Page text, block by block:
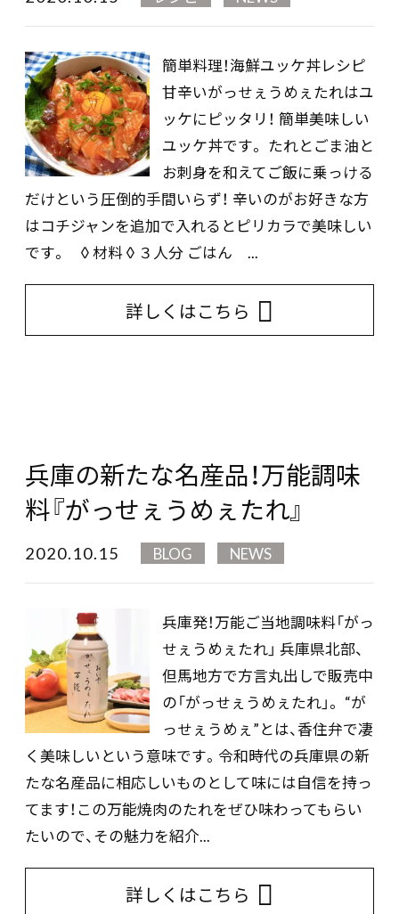
簡単料理！海鮮ユッケ丼レシピ
甘辛いがっせぇうめぇたれはユ
ッケにピッタリ！ 簡単美味しい
ユッケ丼です。 たれとごま油と
お刺身を和えてご飯に乗っける
だけという圧倒的手間いらず！ 辛いのがお好きな方
はコチジャンを追加で入れるとピリカラで美味しい
です。 ◊材料◊３人分 ごはん ...
詳しくはこちら
兵庫の新たな名産品！万能調味
料『がっせぇうめぇたれ』
2020.10.15 BLOG NEWS
兵庫発！万能ご当地調味料「がっ
せぇうめぇたれ」 兵庫県北部、
但馬地方で方言丸出しで販売中
の「がっせぇうめぇたれ」。 “が
っせぇうめぇ”とは、香住弁で凄
く美味しいという意味です。令和時代の兵庫県の新
たな名産品に相応しいものとして味には自信を持っ
てます！この万能焼肉のたれをぜひ味わってもらい
たいので、その魅力を紹介...
詳しくはこちら